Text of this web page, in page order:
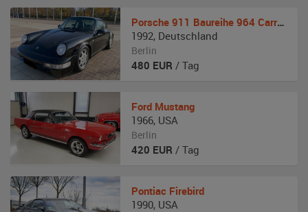
Porsche 911 Baureihe 964 Carrera 4
1992, Deutschland
Berlin
480 EUR / Tag
Ford Mustang
1966, USA
Berlin
420 EUR / Tag
Pontiac Firebird
1990, USA